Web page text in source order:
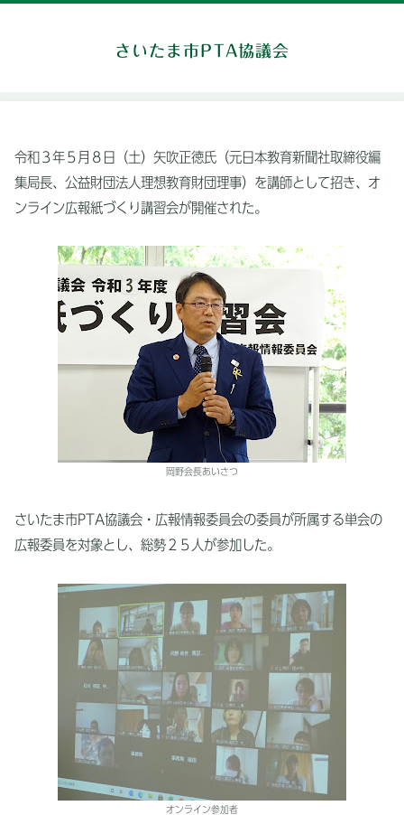
さいたま市PTA協議会
令和３年５月８日（土）矢吹正徳氏（元日本教育新聞社取締役編
集局長、公益財団法人理想教育財団理事）を講師として招き、オ
ンライン広報紙づくり講習会が開催された。
岡野会長あいさつ
さいたま市PTA協議会・広報情報委員会の委員が所属する単会の
広報委員を対象とし、総勢２５人が参加した。
オンライン参加者